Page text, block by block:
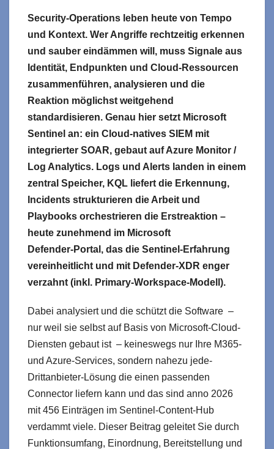
Security‑Operations leben heute von Tempo
und Kontext. Wer Angriffe rechtzeitig erkennen
und sauber eindämmen will, muss Signale aus
Identität, Endpunkten und Cloud‑Ressourcen
zusammenführen, analysieren und die
Reaktion möglichst weitgehend
standardisieren. Genau hier setzt Microsoft
Sentinel an: ein Cloud‑natives SIEM mit
integrierter SOAR, gebaut auf Azure Monitor /
Log Analytics. Logs und Alerts landen in einem
zentral Speicher, KQL liefert die Erkennung,
Incidents strukturieren die Arbeit und
Playbooks orchestrieren die Erstreaktion –
heute zunehmend im Microsoft
Defender‑Portal, das die Sentinel‑Erfahrung
vereinheitlicht und mit Defender‑XDR enger
verzahnt (inkl. Primary‑Workspace‑Modell).
Dabei analysiert und die schützt die Software –
nur weil sie selbst auf Basis von Microsoft-Cloud-
Diensten gebaut ist – keineswegs nur Ihre M365-
und Azure-Services, sondern nahezu jede-
Drittanbieter-Lösung die einen passenden
Connector liefern kann und das sind anno 2026
mit 456 Einträgen im Sentinel-Content-Hub
verdammt viele. Dieser Beitrag geleitet Sie durch
Funktionsumfang, Einordnung, Bereitstellung und